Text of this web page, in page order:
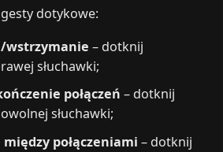
dotykowe:
wstrzymanie – dotknij
słuchawki;
połączeń – dotknij
słuchawki;
między połączeniami – dotknij